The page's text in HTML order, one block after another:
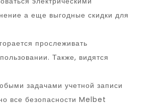
а еще выгодные скидки для
прослеживать
Также, видятся
задачами учетной записи
все безопасности Melbet